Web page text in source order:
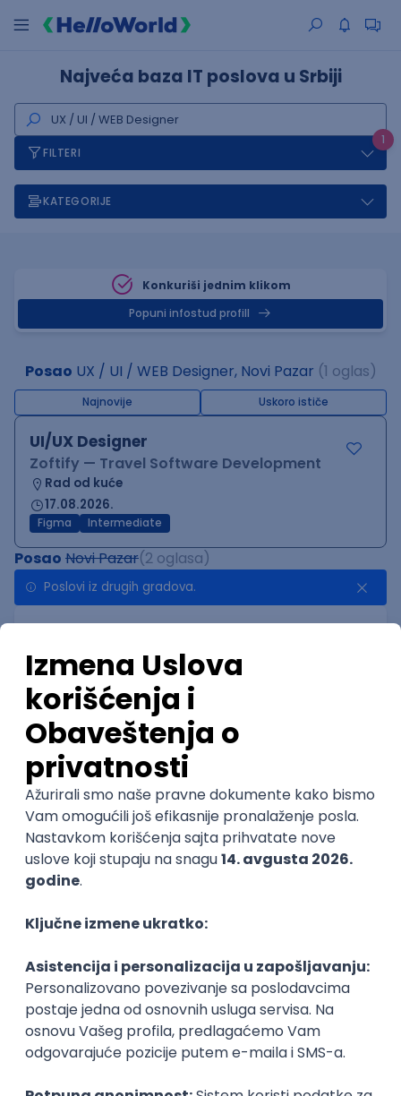
Najveća baza IT poslova u Srbiji
1
FILTERI
KATEGORIJE
Konkuriši jednim klikom
Popuni infostud profill
Posao UX / UI / WEB Designer, Novi Pazar (1 oglas)
Najnovije Uskoro ističe
UI/UX Designer
Zoftify — Travel Software Development
Rad od kuće
17.08.2026.
Figma Intermediate
Posao Novi Pazar(2 oglasa)
Poslovi iz drugih gradova.
AI-First Growth Marketer
TelQ Telecom
Beograd | Hibrid
online intervju
02.09.2026.
Senior UX Designer
Sipod d.o.o.
Beograd | Hibrid
Senior @
POSLOVI NA MAIL
KATEGORIJA
TEHNOLOGIJA
POSLODAVAC
GRAD